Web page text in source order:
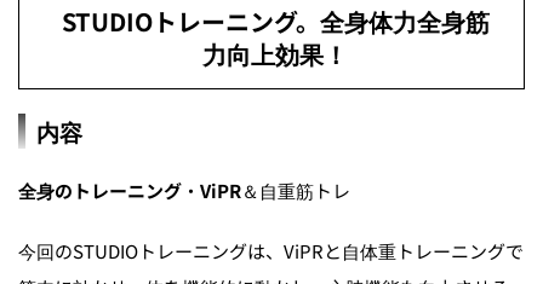
STUDIOトレーニング。全身体力全身筋
力向上効果！
内容
全身のトレーニング ・ ViPR＆自重筋トレ
今回のSTUDIOトレーニングは、ViPRと自体重トレーニングで